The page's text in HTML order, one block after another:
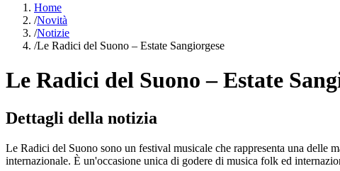
Home
/Novità
/Notizie
/Le Radici del Suono – Estate Sangiorgese
Le Radici del Suono – Estate
Dettagli della notizia
Le Radici del Suono sono un festival musicale che rappresenta una
internazionale. È un'occasione unica di godere di musica folk ed